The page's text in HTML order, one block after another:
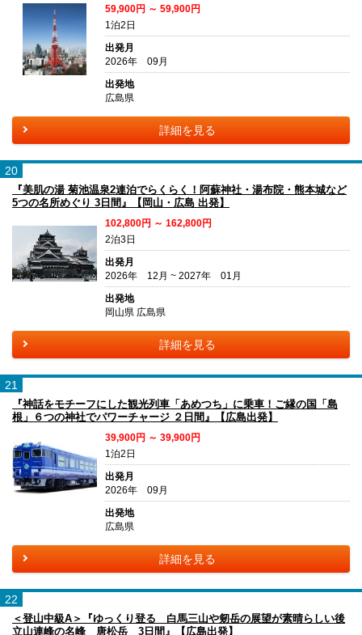
59,900円 ～ 59,900円
1泊2日
出発月
2026年 09月
出発地
広島県
詳細を見る
20
『美肌の湯 菊池温泉2連泊でらくらく！阿蘇神社・湯布院・熊本城など
5つの名所めぐり 3日間』【岡山・広島 出発】
102,800円 ～ 162,800円
2泊3日
出発月
2026年 12月 ~ 2027年 01月
出発地
岡山県 広島県
詳細を見る
21
『神話をモチーフにした観光列車「あめつち」に乗車！ご縁の国「島
根」６つの神社でパワーチャージ ２日間』【広島出発】
39,900円 ～ 39,900円
1泊2日
出発月
2026年 09月
出発地
広島県
詳細を見る
22
＜登山中級A＞『ゆっくり登る 白馬三山や剱岳の展望が素晴らしい後
立山連峰の名峰 唐松岳 3日間』【広島出発】